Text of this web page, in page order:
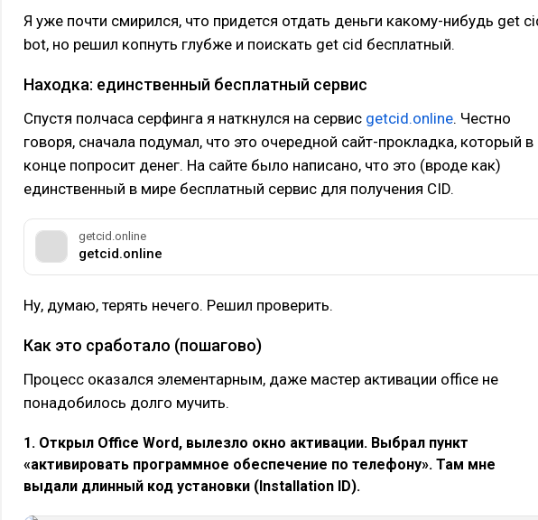
Я уже почти смирился, что придется отдать деньги какому-нибудь get
bot, но решил копнуть глубже и поискать get cid бесплатный.
Находка: единственный бесплатный сервис
Спустя полчаса серфинга я наткнулся на сервис getcid.online. Честно
говоря, сначала подумал, что это очередной сайт-прокладка, который в
конце попросит денег. На сайте было написано, что это (вроде как)
единственный в мире бесплатный сервис для получения CID.
getcid.online
getcid.online
Ну, думаю, терять нечего. Решил проверить.
Как это сработало (пошагово)
Процесс оказался элементарным, даже мастер активации office не
понадобилось долго мучить.
1. Открыл Office Word, вылезло окно активации. Выбрал пункт
«активировать программное обеспечение по телефону». Там мне
выдали длинный код установки (Installation ID).